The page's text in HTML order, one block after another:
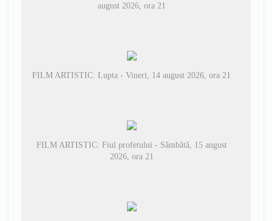
august 2026, ora 21
FILM ARTISTIC: Lupta - Vineri, 14 august 2026, ora 21
FILM ARTISTIC: Fiul profetului - Sâmbătă, 15 august
2026, ora 21